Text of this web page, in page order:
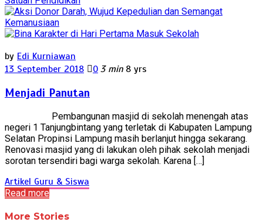
by Edi Kurniawan
13 September 2018
0 3 min 8 yrs
Menjadi Panutan
Pembangunan masjid di sekolah menengah atas
negeri 1 Tanjungbintang yang terletak di Kabupaten Lampung
Selatan Propinsi Lampung masih berlanjut hingga sekarang.
Renovasi masjid yang di lakukan oleh pihak sekolah menjadi
sorotan tersendiri bagi warga sekolah. Karena […]
Artikel Guru & Siswa
Read more
More Stories